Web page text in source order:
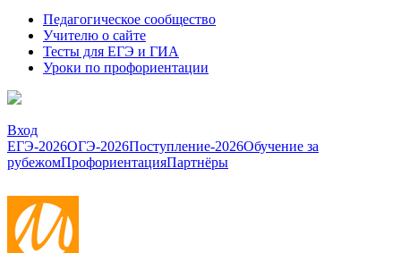
Педагогическое сообщество
Учителю о сайте
Тесты для ЕГЭ и ГИА
Уроки по профориентации
Вход
ЕГЭ-2026ОГЭ-2026Поступление-2026Обучение за
рубежомПрофориентацияПартнёры